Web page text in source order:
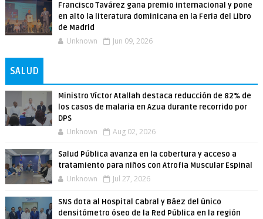
Francisco Tavárez gana premio internacional y pone
en alto la literatura dominicana en la Feria del Libro
de Madrid
Unknown Jun 09, 2026
SALUD
Ministro Víctor Atallah destaca reducción de 82% de
los casos de malaria en Azua durante recorrido por
DPS
Unknown Aug 02, 2026
Salud Pública avanza en la cobertura y acceso a
tratamiento para niños con Atrofia Muscular Espinal
Unknown Jul 27, 2026
SNS dota al Hospital Cabral y Báez del único
densitómetro óseo de la Red Pública en la región